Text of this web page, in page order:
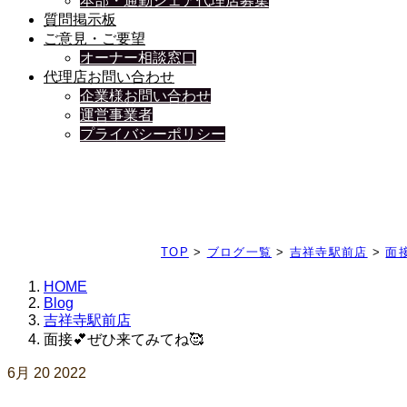
質問掲示板
ご意見・ご要望
オーナー相談窓口
代理店お問い合わせ
企業様お問い合わせ
運営事業者
プライバシーポリシー
TOP > ブログ一覧 > 吉祥寺駅前店 >面
HOME
Blog
吉祥寺駅前店
面接💕ぜひ来てみてね🥰
6月 20 2022